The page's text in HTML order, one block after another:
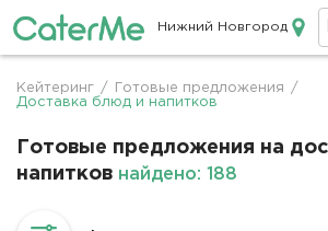
Кейтеринг в
Нижний Новгород
Строка
Кейтеринг / Готовые предложения
/
Доставка блюд и напитков
Готовые предложения на
напитков найдено: 188